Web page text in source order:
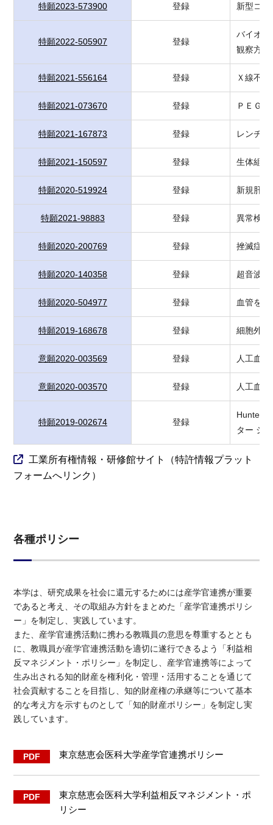
特願2023-573900 登録 新型コ
特願2022-505907 登録
バイオフ
観察方法
特願2021-556164 登録 Ｘ線不
特願2021-073670 登録 ＰＥＧ
特願2021-167873 登録 レンチ
特願2021-150597 登録 生体組織
特願2020-519924 登録 新規肝
特願2021-98883 登録 異常検出
特願2020-200769 登録 挫滅症候
特願2020-140358 登録 超音波
特願2020-504977 登録 血管を
特願2019-168678 登録 細胞外の
意願2020-003569 登録 人工血
意願2020-003570 登録 人工血
特願2019-002674 登録
Hunter
ター シ
工業所有権情報・研修館サイト（特許情報プラット
フォームへリンク）
各種ポリシー
本学は、研究成果を社会に還元するためには産学官連携が重要
であると考え、その取組み方針をまとめた「産学官連携ポリシ
ー」を制定し、実践しています。
また、産学官連携活動に携わる教職員の意思を尊重するととも
に、教職員が産学官連携活動を適切に遂行できるよう「利益相
反マネジメント・ポリシー」を制定し、産学官連携等によって
生み出される知的財産を権利化・管理・活用することを通じて
社会貢献することを目指し、知的財産権の承継等について基本
的な考え方を示すものとして「知的財産ポリシー」を制定し実
践しています。
東京慈恵会医科大学産学官連携ポリシー
東京慈恵会医科大学利益相反マネジメント・ポ
リシー